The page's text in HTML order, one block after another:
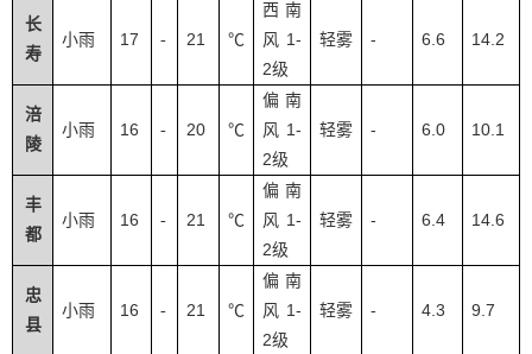
长
寿
小雨 17 - 21 ℃
西南
风 1-
2级
轻雾 - 6.6 14.2
涪
陵
小雨 16 - 20 ℃
偏南
风 1-
2级
轻雾 - 6.0 10.1
丰
都
小雨 16 - 21 ℃
偏南
风 1-
2级
轻雾 - 6.4 14.6
忠
县
小雨 16 - 21 ℃
偏南
风 1-
2级
轻雾 - 4.3 9.7